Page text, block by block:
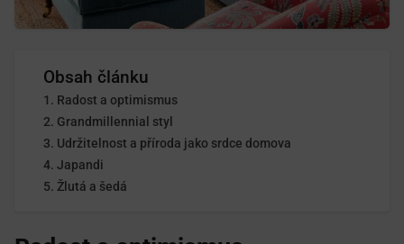
Obsah článku
Radost a optimismus
Grandmillennial styl
Udržitelnost a příroda jako srdce domova
Japandi
Žlutá a šedá